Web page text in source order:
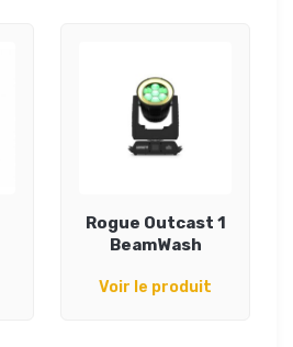
Rogue Outcast 1
BeamWash
Voir le produit